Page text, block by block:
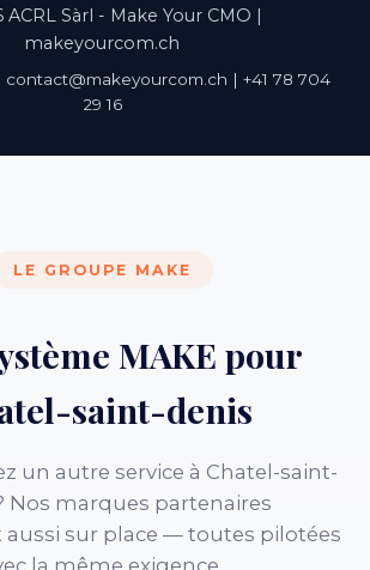
ACRL Sàrl - Make Your CMO |
makeyourcom.ch
contact@makeyourcom.ch | +41 78 704
29 16
LE GROUPE MAKE
MAKE pour
saint-denis
un autre service à Chatel-saint-
Nos marques partenaires
sur place — toutes pilotées
la même exigence.